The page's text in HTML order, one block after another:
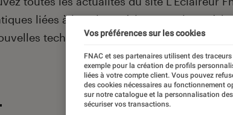
liées à la culture, à la pop culture, à
technologies.Vos préférences sur les cookies
FNAC et ses partenaires utilisent des
exemple pour la création de profils
liées à votre compte client. Vous pouvez
des cookies nécessaires au fonctionnement
sur notre catalogue et la personnalisation
sécuriser vos transactions.